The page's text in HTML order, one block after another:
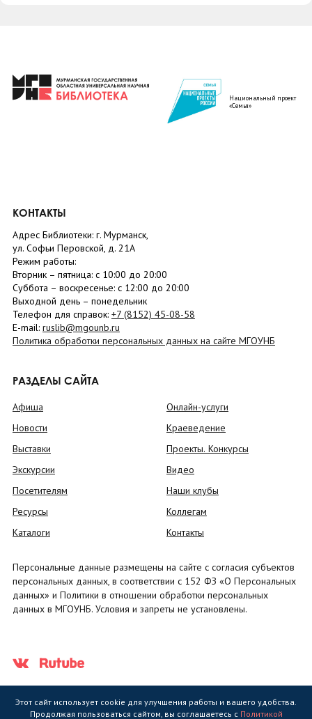
Национальный проект
«Семья»
КОНТАКТЫ
Адрес Библиотеки: г. Мурманск,
ул. Софьи Перовской, д. 21А
Режим работы:
Вторник – пятница: с 10:00 до 20:00
Суббота – воскресенье: c 12:00 до 20:00
Выходной день – понедельник
Телефон для справок: +7 (8152) 45-08-58
E-mail: ruslib@mgounb.ru
Политика обработки персональных данных на сайте МГОУНБ
РАЗДЕЛЫ САЙТА
Афиша
Новости
Выставки
Экскурсии
Посетителям
Ресурсы
Каталоги
Онлайн-услуги
Краеведение
Проекты. Конкурсы
Видео
Наши клубы
Коллегам
Контакты
Персональные данные размещены на сайте с согласия субъектов
персональных данных, в соответствии с 152 ФЗ «О Персональных
данных» и Политики в отношении обработки персональных
данных в МГОУНБ. Условия и запреты не установлены.
Этот сайт использует cookie для улучшения работы и вашего удобства.
Продолжая пользоваться сайтом, вы соглашаетесь с Политикой